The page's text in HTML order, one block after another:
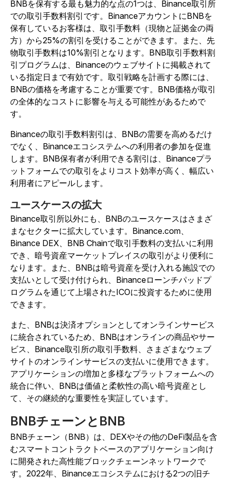
BNBを保有する最も魅力的な点の1つは、Binance取引所
での取引手数料割引です。BinanceアカウントにBNBを
保有しているお客様は、取引手数料（現物と証拠金の両
方）から25%の割引を受けることができます。また、先
物取引手数料は10%割引となります。BNB取引手数料割
引プログラムは、Binanceのウェブサイトに掲載されて
いる指定日まで有効です。取引戦略を計画する際には、
BNBの価格を考慮することが重要です。BNB価格が取引
の全体的なコストに影響を与える可能性があるためで
す。
Binanceの取引手数料割引は、BNBの需要を高めるだけ
でなく、Binanceエコシステムへの利用者の参加を促進
します。BNB保有者が利用できる割引は、Binanceプラ
ットフォームでの取引をよりコスト効率が高く、幅広い
利用者にアピールします。
ユースケースの拡大
Binance取引所以外にも、BNBのユースケースはさまざ
まなセクターに拡大しています。Binance.com、
Binance DEX、BNB Chainで取引手数料の支払いに利用
でき、暗号資産マーケットプレイスの取引がより便利に
なります。また、BNBは暗号資産を受け入れる施設での
支払いとして受け付けられ、Binanceローンチパッドプ
ログラムを通じて上場されたICOに投資するために使用
できます。
また、BNBは決済オプションとしてオンラインサービス
に統合されているため、BNBはオンラインの商品やサー
ビス、Binance取引所の取引手数料、さまざまなウェブ
サイトのオンラインサービスの支払いに使用できます。
アプリケーションの増加と多様なプラットフォームへの
統合に伴い、BNBは価値と柔軟性の高い暗号資産とし
て、その継続的な重要性を実証しています。
BNBチェーンとBNB
BNBチェーン（BNB）は、DEXやその他のDeFi製品を含
むスマートコントラクトベースのアプリケーション向け
に開発された高性能ブロックチェーンネットワークで
す。2022年、Binanceエコシステムにおける2つの旧チ